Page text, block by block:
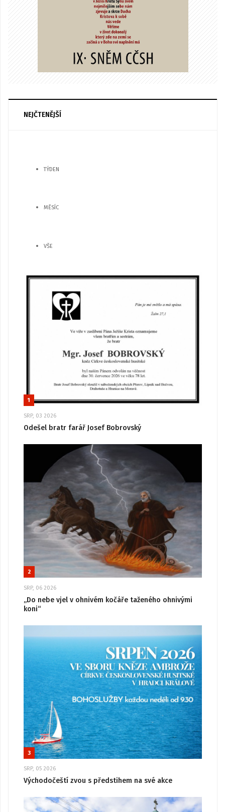
NEJČTENĚJŠÍ
TÝDEN
MĚSÍC
VŠE
1
SRP, 03 2026
Odešel bratr farář Josef Bobrovský
2
SRP, 06 2026
„Do nebe vjel v ohnivém kočáře taženého ohnivými
koni“
3
SRP, 05 2026
Východočeští zvou s předstihem na své akce